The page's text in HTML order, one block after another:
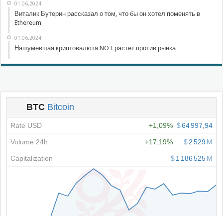
01.06.2024
Виталик Бутерин рассказал о том, что бы он хотел поменять в
Ethereum
01.06.2024
Нашумевшая криптовалюта NOT растет против рынка